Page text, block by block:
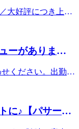
営業時間&gt;
から徒歩3分!!〒
流れがよくなり、
ダーの香りとブル
がキャッチする
よう促されま
♪期間限定で、爽
わせたお得なセッ
スに10分から追加
を決めずお時間
ャージ額● 70,000
％増額● 24,000円
円チャージで、
分に9,000円チャ
回限り※クーポン
金)までの
？】Re.Ra.Kuのお
大好評につき上限
フトで届けませ
ーンですが、お
万円の販売を突破
ンペーンを終了と
だ大丈夫」と思っ
％OFFキャン
日（日）までの
ーがあります
ください。出勤ス
こん
。朝から雨が降っ
が続きそうです
に♪【パサージ